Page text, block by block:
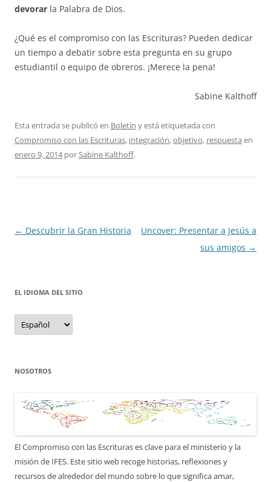
devorar la Palabra de Dios.
¿Qué es el compromiso con las Escrituras? Pueden dedicar
un tiempo a debatir sobre esta pregunta en su grupo
estudiantil o equipo de obreros. ¡Merece la pena!
Sabine Kalthoff
Esta entrada se publicó en Boletín y está etiquetada con
Compromiso con las Escrituras, integración,objetivo, respuesta en
enero 9, 2014porSabine Kalthoff.
Navegación
← Descubrir la Gran Historia
Uncover: Presentar a Jesús a
sus amigos →
EL IDIOMA DEL SITIO
el
idioma
del
NOSOTROS
El Compromiso con las Escrituras es clave para el ministerio y la
misión de IFES. Este sitio web recoge historias, reflexiones y
recursos de alrededor del mundo sobre lo que significa amar,